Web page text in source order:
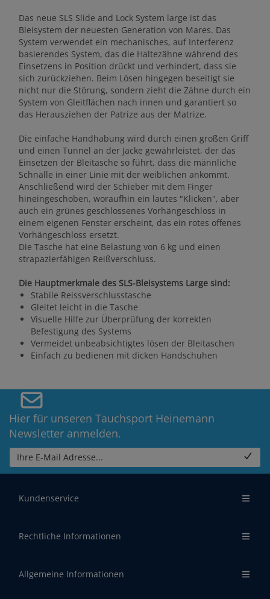
Das neue SLS Slide and Lock System large ist das
Bleisystem der neuesten Generation von Mares. Das
System verwendet ein mechanisches, auf Interferenz
basierendes System, das die Haltezähne während des
Einsetzens in Position drückt und verhindert, dass sie
sich zurückziehen. Beim Lösen hingegen beseitigt sie
nicht nur die Störung, sondern zieht die Zähne durch ein
System von Gleitflächen nach innen und garantiert so
das Herausziehen der Patrize aus der Matrize.
Die einfache Handhabung wird durch einen großen Griff
und einen Tunnel an der Jacke gewährleistet, der das
Einsetzen der Bleitasche so führt, dass die männliche
Schnalle in einer Linie mit der weiblichen ankommt.
Anschließend wird der Schieber mit dem Finger
hineingeschoben, woraufhin ein lautes "Klicken", aber
auch ein grünes geschlossenes Vorhängeschloss in
einem eigenen Fenster erscheint, das ein rotes offenes
Vorhängeschloss ersetzt.
Die Tasche hat eine Belastung von 6 kg und einen
strapazierfähigen Reißverschluss.
Die Hauptmerkmale des SLS-Bleisystems Large sind:
Stabile Reissverschlusstasche
Gleitet leicht in die Tasche
Visuelle Hilfe zur Überprüfung der korrekten
Befestigung des Systems
Vermeidet unbeabsichtigtes lösen der Bleitaschen
Einfach zu bedienen mit dicken Handschuhen
Hier für unseren Tauchsport Heinemann
Newsletter anmelden.
Ihre E-Mail Adresse...
Kundenservice
Rechtliche Informationen
Allgemeine Informationen